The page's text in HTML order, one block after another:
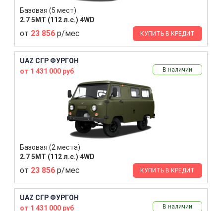
Базовая (5 мест)
2.7 5MT (112 л.с.) 4WD
от 23 856 р/мес КУПИТЬ В КРЕДИТ
UAZ СГР ФУРГОН
от 1 431 000 руб
В наличии
Базовая (2 места)
2.7 5MT (112 л.с.) 4WD
от 23 856 р/мес КУПИТЬ В КРЕДИТ
UAZ СГР ФУРГОН
от 1 431 000 руб
В наличии